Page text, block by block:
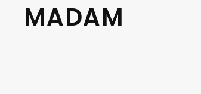
MADAM